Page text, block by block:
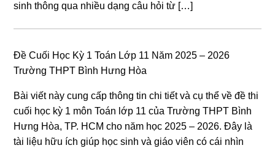
sinh thông qua nhiều dạng câu hỏi từ […]
Đề Cuối Học Kỳ 1 Toán Lớp 11 Năm 2025 – 2026
Trường THPT Bình Hưng Hòa
Bài viết này cung cấp thông tin chi tiết và cụ thể về đề thi
cuối học kỳ 1 môn Toán lớp 11 của Trường THPT Bình
Hưng Hòa, TP. HCM cho năm học 2025 – 2026. Đây là
tài liệu hữu ích giúp học sinh và giáo viên có cái nhìn